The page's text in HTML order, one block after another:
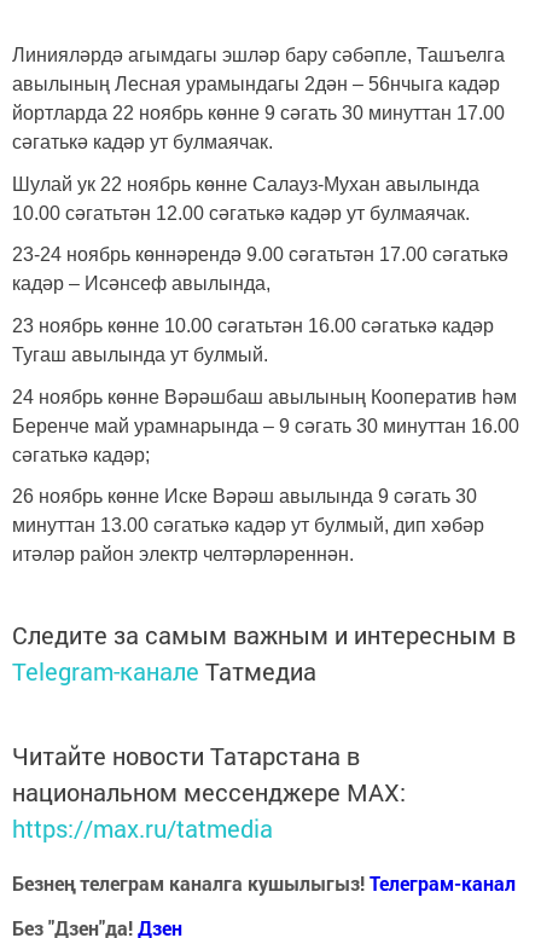
Линияләрдә агымдагы эшләр бару сәбәпле, Ташъелга
авылының Лесная урамындагы 2дән – 56нчыга кадәр
йортларда 22 ноябрь көнне 9 сәгать 30 минуттан 17.00
сәгатькә кадәр ут булмаячак.
Шулай ук 22 ноябрь көнне Салауз-Мухан авылында
10.00 сәгатьтән 12.00 сәгатькә кадәр ут булмаячак.
23-24 ноябрь көннәрендә 9.00 сәгатьтән 17.00 сәгатькә
кадәр – Исәнсеф авылында,
23 ноябрь көнне 10.00 сәгатьтән 16.00 сәгатькә кадәр
Тугаш авылында ут булмый.
24 ноябрь көнне Вәрәшбаш авылының Кооператив һәм
Беренче май урамнарында – 9 сәгать 30 минуттан 16.00
сәгатькә кадәр;
26 ноябрь көнне Иске Вәрәш авылында 9 сәгать 30
минуттан 13.00 сәгатькә кадәр ут булмый, дип хәбәр
итәләр район электр челтәрләреннән.
Следите за самым важным и интересным в
Telegram-канале Татмедиа
Читайте новости Татарстана в
национальном мессенджере MАХ:
https://max.ru/tatmedia
Безнең телеграм каналга кушылыгыз!Телеграм-канал
Без "Дзен"да!Дзен